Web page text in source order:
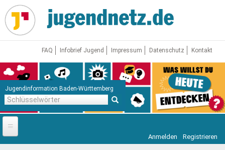
Direkt
zum
Inhalt
FAQ Infobrief Jugend Impressum Datenschutz Kontakt
Jugendinformation Baden-Württemberg
Startseite
Anmelden Registrieren